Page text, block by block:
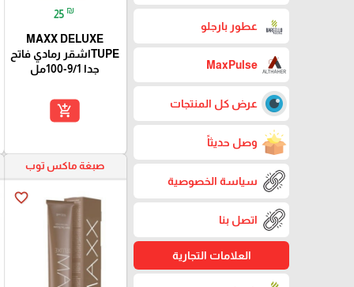
عطور بارجلو
MaxPulse
عرض كل المنتجات
وصل حديثاً
سياسة الخصوصية
اتصل بنا
العلامات التجارية
25 ₪
MAXX DELUXE
TUPEاشقر رمادي فاتح
جدا 9/1-100مل
add_shopping_cart
صبغة ماكس توب
favorite_border